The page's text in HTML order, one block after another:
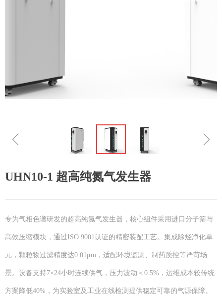
ꁆ ꁇ
UHN10-1 超高纯氮气发生器
专为气相色谱研发的超高纯氮气发生器，核心组件采用进口分子筛与
高效压缩模块，通过ISO 9001认证的精密装配工艺。集成除烃净化单
元，颗粒物过滤精度达0.01μm，适配环境监测、制药质控等严苛场
景。设备支持7×24小时连续供气，压力波动＜0.5%，运维成本较传统
方案降低40%，为实验室及工业在线检测提供稳定可靠的气源保障。